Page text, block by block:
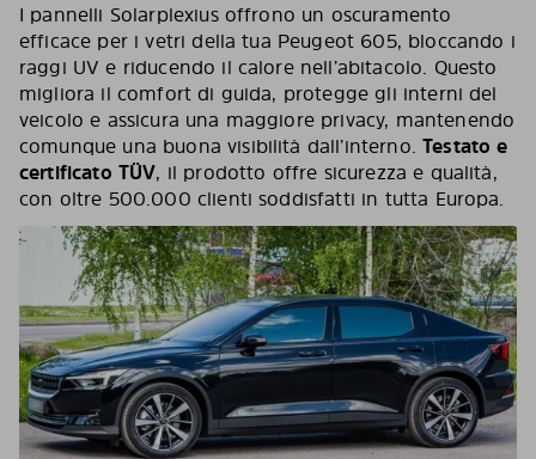
I pannelli Solarplexius offrono un oscuramento
efficace per i vetri della tua Peugeot 605, bloccando i
raggi UV e riducendo il calore nell’abitacolo. Questo
migliora il comfort di guida, protegge gli interni del
veicolo e assicura una maggiore privacy, mantenendo
comunque una buona visibilità dall’interno.Testato e
certificato TÜV, il prodotto offre sicurezza e qualità,
con oltre 500.000 clienti soddisfatti in tutta Europa.